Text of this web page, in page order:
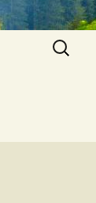
Suchen
nach: